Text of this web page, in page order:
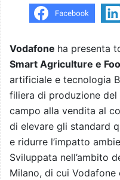
Vodafone ha presenta
Smart Agriculture e
artificiale e tecnologia
filiera di produzione del
campo alla vendita al
di elevare gli standard
e ridurre l’impatto
Sviluppata nell’ambito
Milano, di cui